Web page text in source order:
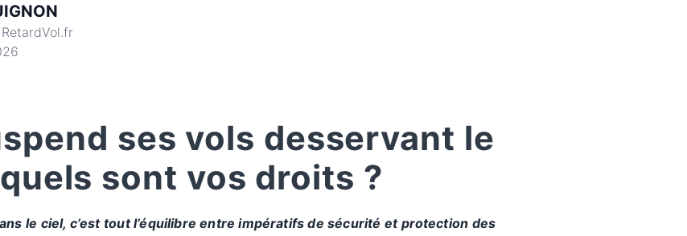
ses vols desservant le
sont vos droits ?
le ciel, c’est tout l’équilibre entre impératifs de sécurité et protection des